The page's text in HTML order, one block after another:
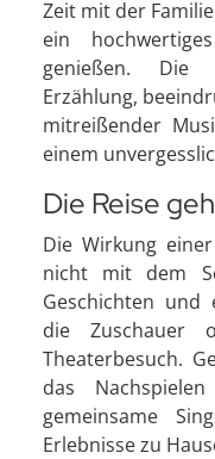
Zeit mit der
ein
genießen. Die
Erzählung,
mitreißender
einem
Die Reise
Die Wirkung
nicht mit dem
Geschichten und
die Zuschauer
Theaterbesuch.
das
gemeinsame
Erlebnisse zu